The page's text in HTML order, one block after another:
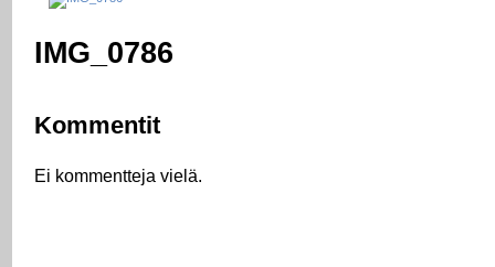
IMG_0786
Kommentit
Ei kommentteja vielä.